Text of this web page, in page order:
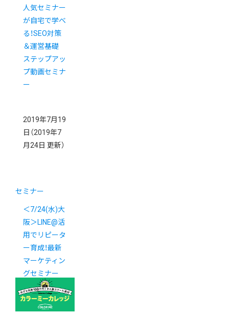
人気セミナー
が自宅で学べ
る！SEO対策
＆運営基礎
ステップアッ
プ動画セミナ
ー
2019年7月19
日 （2019年7
月24日 更新）
セミナー
＜7/24(水)大
阪＞LINE@活
用でリピータ
ー育成！最新
マーケティン
グセミナー
(個別相談会
あり)